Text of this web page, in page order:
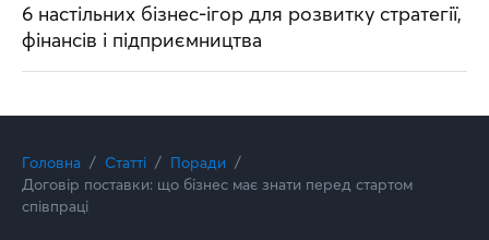
6 настільних бізнес-ігор для розвитку стратегії,
фінансів і підприємництва
Головна Статті
Поради
Договір поставки: що бізнес має знати перед стартом
співпраці